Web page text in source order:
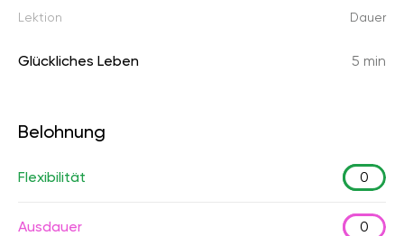
Lektion Dauer
Glückliches Leben 5 min
Belohnung
Flexibilität 0
Ausdauer 0